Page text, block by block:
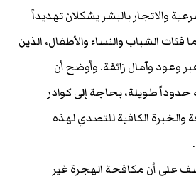
والاتجار بالبشر يشكلان تهديداً
الشباب والنساء والأطفال، الذين
وعود وآمال زائفة. وأوضح أن
طويلة، بحاجة إلى كوادر
الكافية للتصدي لهذه
أن مكافحة الهجرة غير